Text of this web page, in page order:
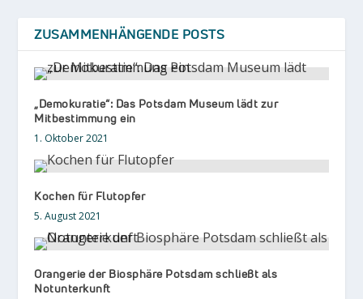
ZUSAMMENHÄNGENDE POSTS
„Demokuratie“: Das Potsdam Museum lädt zur
Mitbestimmung ein
1. Oktober 2021
Kochen für Flutopfer
5. August 2021
Orangerie der Biosphäre Potsdam schließt als
Notunterkunft